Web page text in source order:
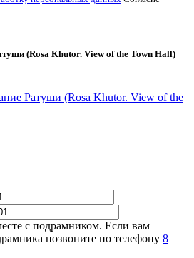
(Rosa Khutor. View of the Town Hall)
с подрамником. Если вам
позвоните по телефону 8